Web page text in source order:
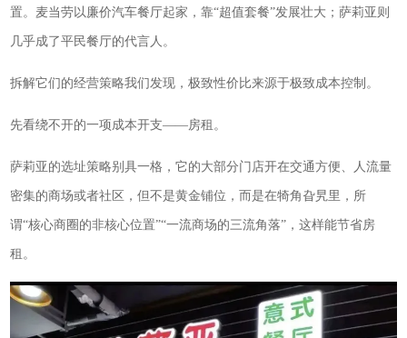
置。麦当劳以廉价汽车餐厅起家，靠“超值套餐”发展壮大；萨莉亚则
几乎成了平民餐厅的代言人。
拆解它们的经营策略我们发现，极致性价比来源于极致成本控制。
先看绕不开的一项成本开支——房租。
萨莉亚的选址策略别具一格，它的大部分门店开在交通方便、人流量
密集的商场或者社区，但不是黄金铺位，而是在犄角旮旯里，所
谓“核心商圈的非核心位置”“一流商场的三流角落”，这样能节省房
租。